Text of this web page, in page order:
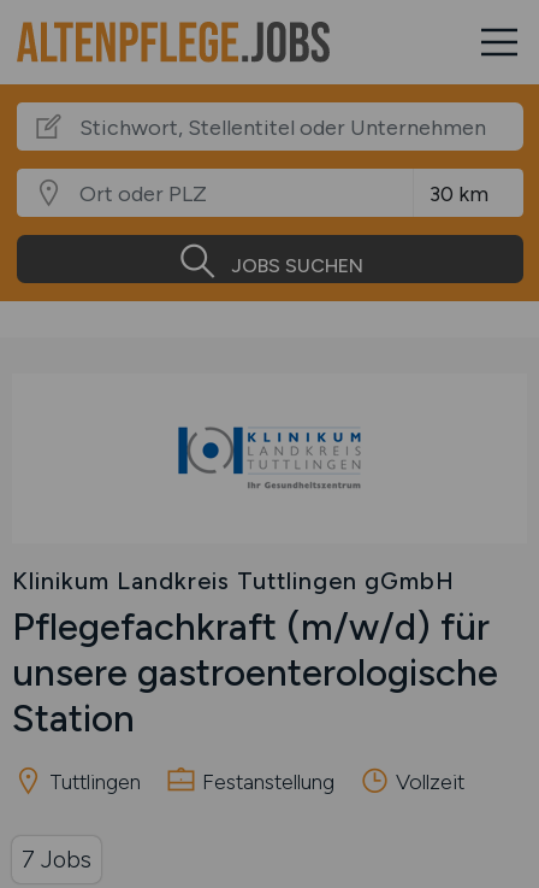
JOBS SUCHEN
Klinikum Landkreis Tuttlingen gGmbH
Pflegefachkraft (m/w/d) für
unsere gastroenterologische
Station
Tuttlingen Festanstellung Vollzeit
7 Jobs